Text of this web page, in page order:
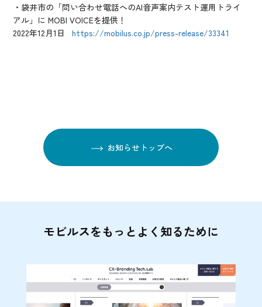
・袋井市の「問い合わせ電話へのAI音声案内テスト運用トライ
アル」に MOBI VOICEを提供！
2022年12月1日https://mobilus.co.jp/press-release/33341
お知らせトップへ
モビルスをもっとよく知るために